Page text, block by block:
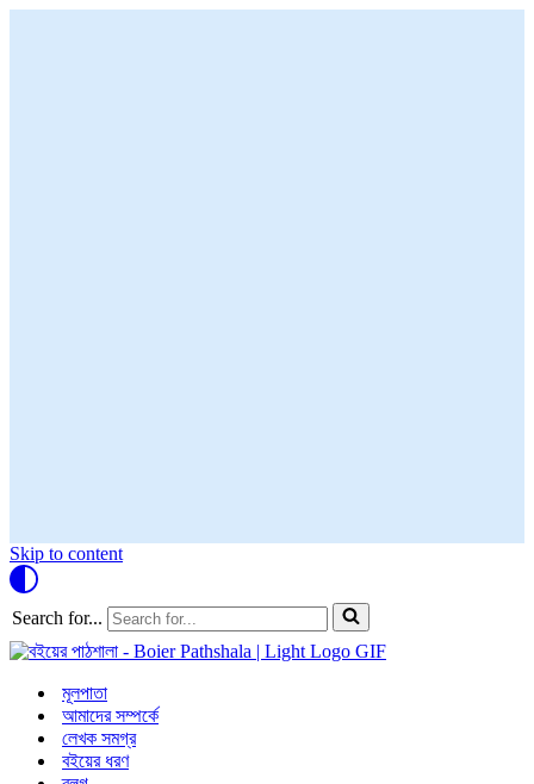
Skip to content
Search for...
মূলপাতা
আমাদের সম্পর্কে
লেখক সমগ্র
বইয়ের ধরণ